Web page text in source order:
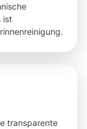
ist
transparente